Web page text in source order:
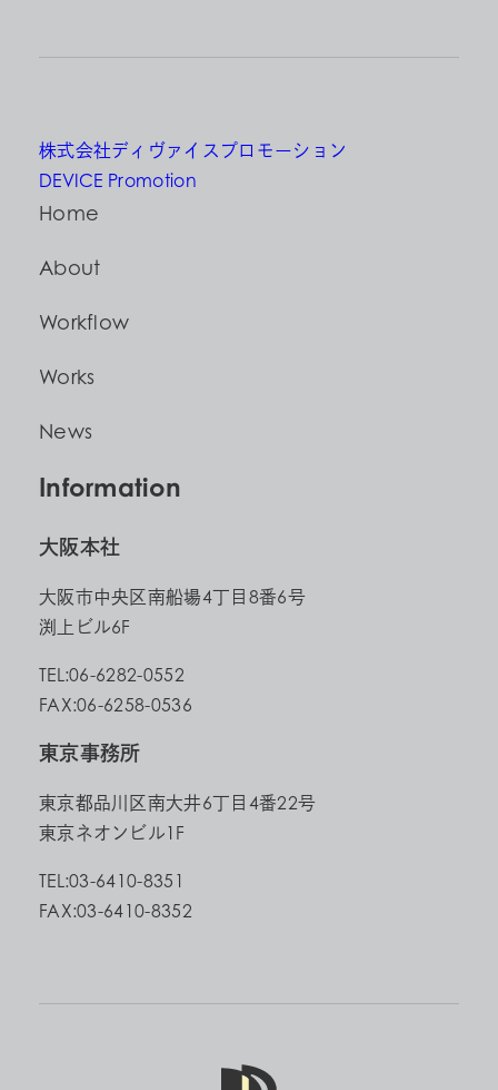
株式会社ディヴァイスプロモーション
DEVICE Promotion
Home
About
Workflow
Works
News
Information
大阪本社
大阪市中央区南船場4丁目8番6号
渕上ビル6F
TEL:06-6282-0552
FAX:06-6258-0536
東京事務所
東京都品川区南大井6丁目4番22号
東京ネオンビル1F
TEL:03-6410-8351
FAX:03-6410-8352